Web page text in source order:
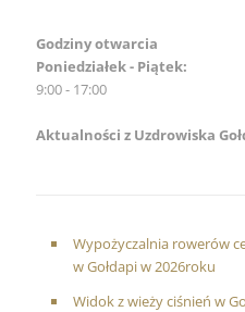
Godziny otwarcia
Poniedziałek - Piątek:
9:00 - 17:00
Aktualności z Uzdrowiska
Wypożyczalnia rowerów
w Gołdapi w 2026roku
Widok z wieży ciśnień w